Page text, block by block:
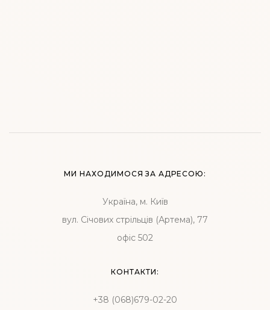
МИ НАХОДИМОСЯ ЗА АДРЕСОЮ:
Україна, м. Київ
вул. Січових стрільців (Артема), 77
офіс 502
КОНТАКТИ:
+38 (068)679-02-20